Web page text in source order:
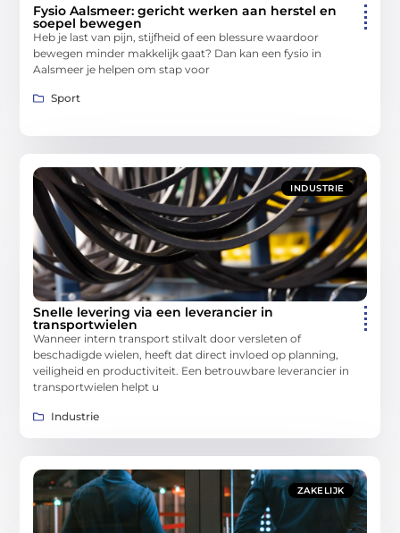
Fysio Aalsmeer: gericht werken aan herstel en
soepel bewegen
Heb je last van pijn, stijfheid of een blessure waardoor
bewegen minder makkelijk gaat? Dan kan een fysio in
Aalsmeer je helpen om stap voor
Sport
INDUSTRIE
Snelle levering via een leverancier in
transportwielen
Wanneer intern transport stilvalt door versleten of
beschadigde wielen, heeft dat direct invloed op planning,
veiligheid en productiviteit. Een betrouwbare leverancier in
transportwielen helpt u
Industrie
ZAKELIJK